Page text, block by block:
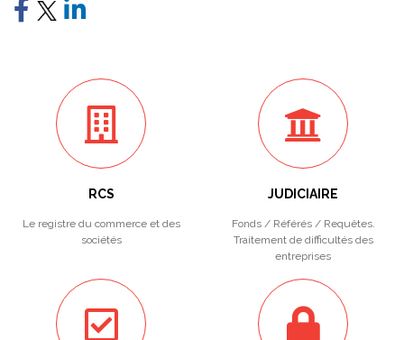
RCS
Le registre du commerce et des
sociétés
JUDICIAIRE
Fonds / Référés / Requêtes.
Traitement de difficultés des
entreprises